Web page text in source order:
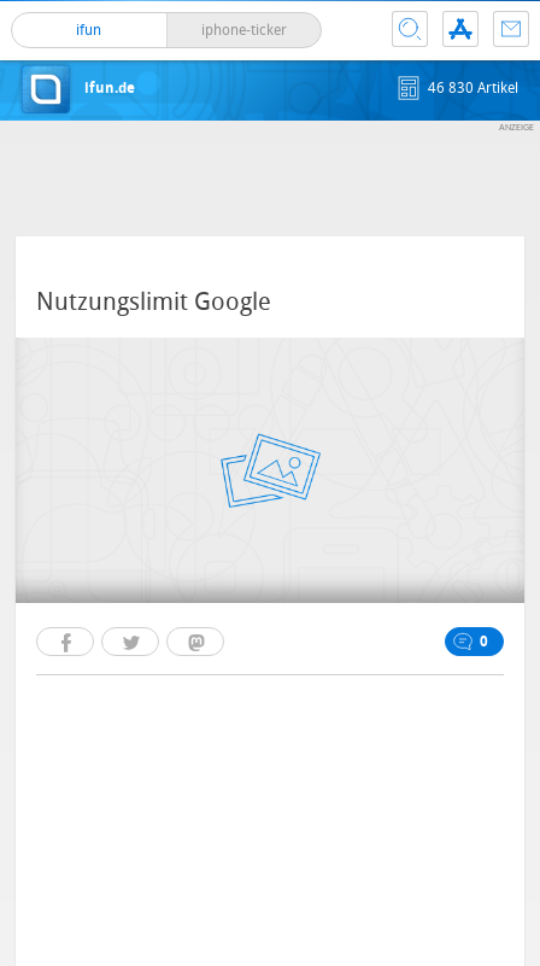
ifun iphone-ticker
ifun.de 46 830 Artikel
Nutzungslimit Google
0